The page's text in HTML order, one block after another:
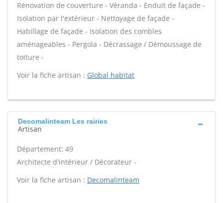
Rénovation de couverture - Véranda - Enduit de façade -
Isolation par l'extérieur - Nettoyage de façade -
Habillage de façade - Isolation des combles
aménageables - Pergola - Décrassage / Démoussage de
toiture -
Voir la fiche artisan : Global habitat
Decomalinteam Les rairies
Artisan
Département: 49
Architecte d'intérieur / Décorateur -
Voir la fiche artisan : Decomalinteam